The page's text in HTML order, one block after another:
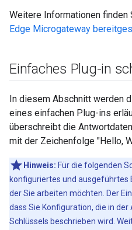
Weitere Informationen finden
Edge Microgateway
Einfaches Plug-in
In diesem Abschnitt werden
eines einfachen Plug-ins
überschreibt die
mit der Zeichenfolge "Hello,
Hinweis: Für die folgenden
konfiguriertes und
der Sie arbeiten möchten. Der
dass Sie Konfiguration, die in
Schlüssels beschrieben wird.